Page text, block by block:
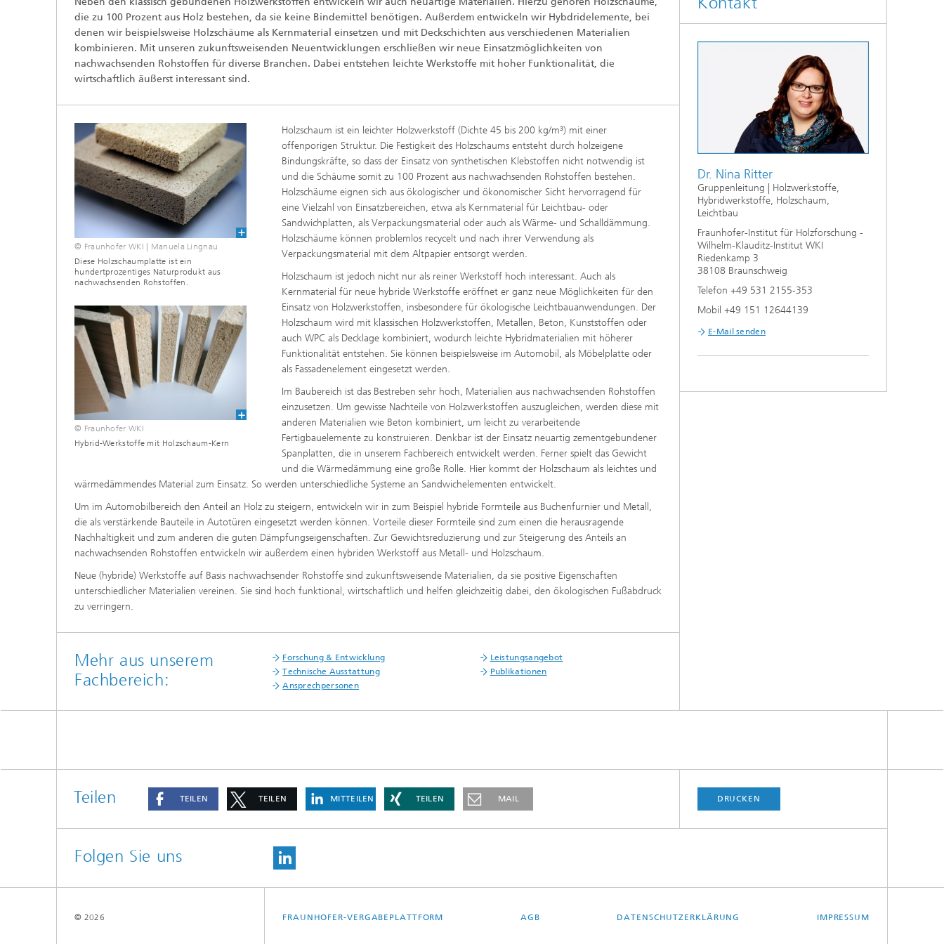
® WKI | AKADEMIE
die zu 100 Prozent aus Holz bestehen, da sie keine Bindemittel benötigen. Außerdem entwickeln wir Hybdridelemente, bei
denen wir beispielsweise Holzschäume als Kernmaterial einsetzen und mit Deckschichten aus verschiedenen Materialien
kombinieren. Mit unseren zukunftsweisenden Neuentwicklungen erschließen wir neue Einsatzmöglichkeiten von
nachwachsenden Rohstoffen für diverse Branchen. Dabei entstehen leichte Werkstoffe mit hoher Funktionalität, die
wirtschaftlich äußerst interessant sind.
© Fraunhofer WKI | Manuela Lingnau
Diese Holzschaumplatte ist ein
hundertprozentiges Naturprodukt aus
nachwachsenden Rohstoffen.
© Fraunhofer WKI
Hybrid-Werkstoffe mit Holzschaum-Kern
Holzschaum ist ein leichter Holzwerkstoff (Dichte 45 bis 200 kg/m³) mit einer
offenporigen Struktur. Die Festigkeit des Holzschaums entsteht durch holzeigene
Bindungskräfte, so dass der Einsatz von synthetischen Klebstoffen nicht notwendig ist
und die Schäume somit zu 100 Prozent aus nachwachsenden Rohstoffen bestehen.
Holzschäume eignen sich aus ökologischer und ökonomischer Sicht hervorragend für
eine Vielzahl von Einsatzbereichen, etwa als Kernmaterial für Leichtbau- oder
Sandwichplatten, als Verpackungsmaterial oder auch als Wärme- und Schalldämmung.
Holzschäume können problemlos recycelt und nach ihrer Verwendung als
Verpackungsmaterial mit dem Altpapier entsorgt werden.
Holzschaum ist jedoch nicht nur als reiner Werkstoff hoch interessant. Auch als
Kernmaterial für neue hybride Werkstoffe eröffnet er ganz neue Möglichkeiten für den
Einsatz von Holzwerkstoffen, insbesondere für ökologische Leichtbauanwendungen. Der
Holzschaum wird mit klassischen Holzwerkstoffen, Metallen, Beton, Kunststoffen oder
auch WPC als Decklage kombiniert, wodurch leichte Hybridmaterialien mit höherer
Funktionalität entstehen. Sie können beispielsweise im Automobil, als Möbelplatte oder
als Fassadenelement eingesetzt werden.
Im Baubereich ist das Bestreben sehr hoch, Materialien aus nachwachsenden Rohstoffen
einzusetzen. Um gewisse Nachteile von Holzwerkstoffen auszugleichen, werden diese mit
anderen Materialien wie Beton kombiniert, um leicht zu verarbeitende
Fertigbauelemente zu konstruieren. Denkbar ist der Einsatz neuartig zementgebundener
Spanplatten, die in unserem Fachbereich entwickelt werden. Ferner spielt das Gewicht
und die Wärmedämmung eine große Rolle. Hier kommt der Holzschaum als leichtes und
wärmedämmendes Material zum Einsatz. So werden unterschiedliche Systeme an Sandwichelementen entwickelt.
Um im Automobilbereich den Anteil an Holz zu steigern, entwickeln wir in zum Beispiel hybride Formteile aus Buchenfurnier und Metall,
die als verstärkende Bauteile in Autotüren eingesetzt werden können. Vorteile dieser Formteile sind zum einen die herausragende
Nachhaltigkeit und zum anderen die guten Dämpfungseigenschaften. Zur Gewichtsreduzierung und zur Steigerung des Anteils an
nachwachsenden Rohstoffen entwickeln wir außerdem einen hybriden Werkstoff aus Metall- und Holzschaum.
Neue (hybride) Werkstoffe auf Basis nachwachsender Rohstoffe sind zukunftsweisende Materialien, da sie positive Eigenschaften
unterschiedlicher Materialien vereinen. Sie sind hoch funktional, wirtschaftlich und helfen gleichzeitig dabei, den ökologischen Fußabdruck
zu verringern.
Mehr aus unserem
Fachbereich:
Forschung & Entwicklung
Leistungsangebot
Technische Ausstattung
Publikationen
Ansprechpersonen
Dr. Nina Ritter
Gruppenleitung | Holzwerkstoffe,
Hybridwerkstoffe, Holzschaum,
Leichtbau
Fraunhofer-Institut für Holzforschung -
Wilhelm-Klauditz-Institut WKI
Riedenkamp 3
38108 Braunschweig
Telefon +49 531 2155-353
Mobil +49 151 12644139
E-Mail senden
Teilen TEILEN TEILEN MITTEILEN TEILEN MAIL DRUCKEN
Folgen Sie uns
FRAUNHOFER-VERGABEPLATTFORM AGB DATENSCHUTZERKLÄRUNG IMPRESSUM
© 2026